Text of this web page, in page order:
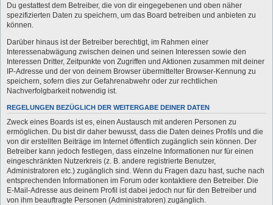
Du gestattest dem Betreiber, die von dir eingegebenen und oben näher
spezifizierten Daten zu speichern, um das Board betreiben und anbieten zu
können.
Darüber hinaus ist der Betreiber berechtigt, im Rahmen einer
Interessenabwägung zwischen deinen und seinen Interessen sowie den
Interessen Dritter, Zeitpunkte von Zugriffen und Aktionen zusammen mit deiner
IP-Adresse und der von deinem Browser übermittelter Browser-Kennung zu
speichern, sofern dies zur Gefahrenabwehr oder zur rechtlichen
Nachverfolgbarkeit notwendig ist.
REGELUNGEN BEZÜGLICH DER WEITERGABE DEINER DATEN
Zweck eines Boards ist es, einen Austausch mit anderen Personen zu
ermöglichen. Du bist dir daher bewusst, dass die Daten deines Profils und die
von dir erstellten Beiträge im Internet öffentlich zugänglich sein können. Der
Betreiber kann jedoch festlegen, dass einzelne Informationen nur für einen
eingeschränkten Nutzerkreis (z. B. andere registrierte Benutzer,
Administratoren etc.) zugänglich sind. Wenn du Fragen dazu hast, suche nach
entsprechenden Informationen im Forum oder kontaktiere den Betreiber. Die
E-Mail-Adresse aus deinem Profil ist dabei jedoch nur für den Betreiber und
von ihm beauftragte Personen (Administratoren) zugänglich.